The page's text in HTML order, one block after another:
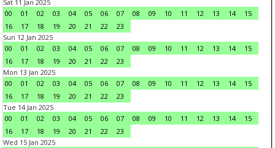
Sat 11 Jan 2025
00
01 02 03 04 05 06 07 08 09 10 11 12 13 14
15
16
17 18 19 20 21 22
23
Sun 12 Jan 2025
00
01 02 03 04 05 06 07 08 09 10 11 12 13 14
15
16
17 18 19 20 21 22
23
Mon 13 Jan 2025
00
01 02 03 04 05 06 07 08 09 10 11 12 13 14
15
16
17 18 19 20 21 22
23
Tue 14 Jan 2025
00
01 02 03 04 05 06 07 08 09 10 11 12 13 14
15
16
17 18 19 20 21 22
23
Wed 15 Jan 2025